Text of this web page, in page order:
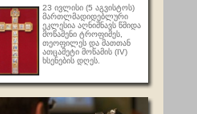
23 ივლისი (5 აგვისტოს)
მართლმადიდებლური
ეკლესია აღნიშნავს წმიდა
მოწამენი ტროფიმეს,
თეოფილეს და მათთან
ათცამეტი მოწამის (IV)
ხსენების დღეს.